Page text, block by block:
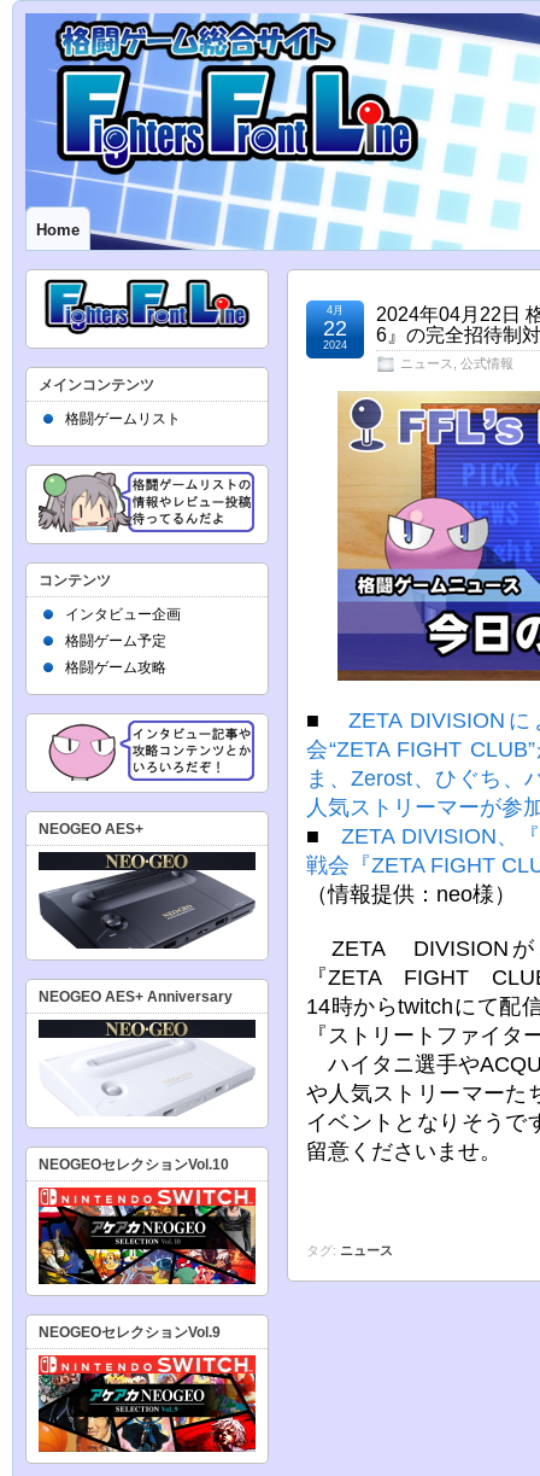
Home
2024年04月22日
6』の完全招待制
ニュース 公式情報
4月
22
2024
■ ZETA DIVISION
会“ZETA FIGHT
ま、Zerost、ひぐち、
人気ストリーマーが参
■ZETA DIVISION、
戦会『ZETA FIGHT
（情報提供：neo様）
ZETA DIVISIONが
『ZETA FIGHT
14時からtwitchにて配
『ストリートファイ
ハイタニ選手や
や人気ストリーマーた
イベントとなりそうで
留意くださいませ。
タグ: ニュース
メインコンテンツ
格闘ゲームリスト
コンテンツ
インタビュー企画
格闘ゲーム予定
格闘ゲーム攻略
NEOGEO AES+
NEOGEO AES+ Anniversary
NEOGEOセレクションVol.10
NEOGEOセレクションVol.9